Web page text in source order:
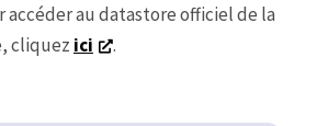
accéder au datastore officiel de la
cliquez ici .